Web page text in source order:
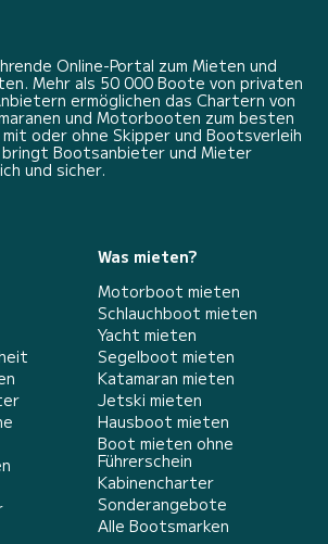
Online-Portal zum Mieten und
Mehr als 50 000 Boote von privaten
ermöglichen das Chartern von
und Motorbooten zum besten
oder ohne Skipper und Bootsverleih
Bootsanbieter und Mieter
und sicher.
Was mieten?
Motorboot mieten
Schlauchboot mieten
Yacht mieten
Segelboot mieten
Katamaran mieten
Jetski mieten
Hausboot mieten
Boot mieten ohne
Führerschein
Kabinencharter
Sonderangebote
Alle Bootsmarken